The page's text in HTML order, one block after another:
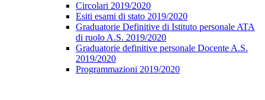
Circolari 2019/2020
Esiti esami di stato 2019/2020
Graduatorie Definitive di Istituto personale ATA
di ruolo A.S. 2019/2020
Graduatorie definitive personale Docente A.S.
2019/2020
Programmazioni 2019/2020